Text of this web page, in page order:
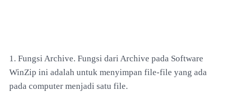
1. Fungsi Archive. Fungsi dari Archive pada Software
WinZip ini adalah untuk menyimpan file-file yang ada
pada computer menjadi satu file.